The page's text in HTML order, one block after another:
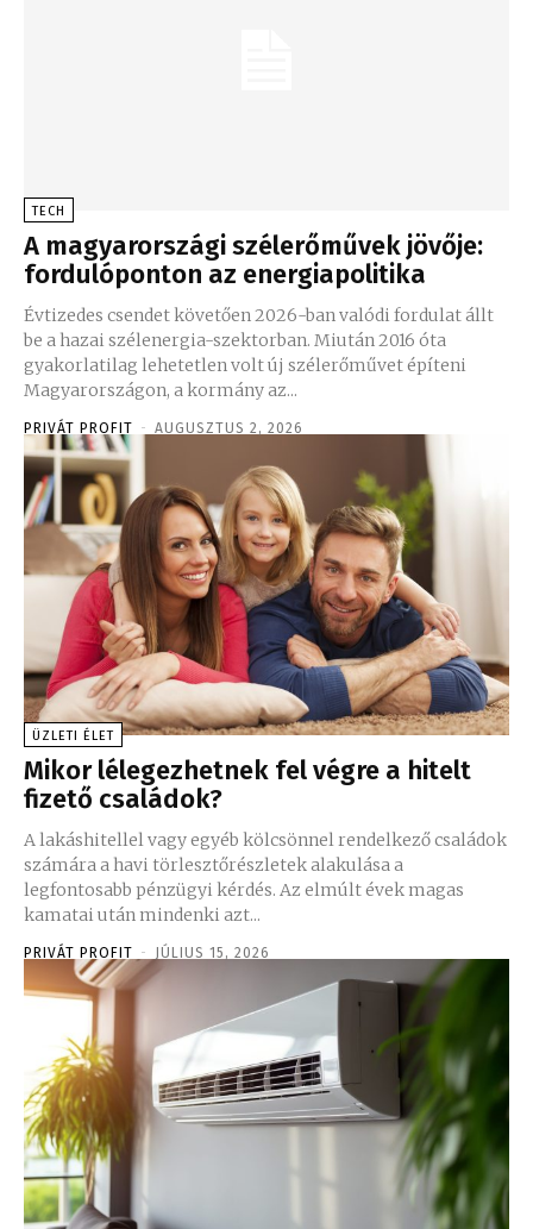
TECH
A magyarországi szélerőművek jövője:
fordulóponton az energiapolitika
Évtizedes csendet követően 2026-ban valódi fordulat állt
be a hazai szélenergia-szektorban. Miután 2016 óta
gyakorlatilag lehetetlen volt új szélerőművet építeni
Magyarországon, a kormány az...
PRIVÁT PROFIT - AUGUSZTUS 2, 2026
ÜZLETI ÉLET
Mikor lélegezhetnek fel végre a hitelt
fizető családok?
A lakáshitellel vagy egyéb kölcsönnel rendelkező családok
számára a havi törlesztőrészletek alakulása a
legfontosabb pénzügyi kérdés. Az elmúlt évek magas
kamatai után mindenki azt...
PRIVÁT PROFIT - JÚLIUS 15, 2026